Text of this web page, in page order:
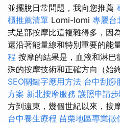
並擺脫日常問題，我向您推薦
櫃推薦清單 Lomi-lomi 專屬台
式足部按摩比這複雜得多，因
還沿著能量線和特別重要的能
程 按摩的結果是，血液和淋
殊的按摩技術和正確方向（始
SEO關鍵字應用方法 台中刮痧
方案 新北按摩服務 護照申請
方到遠東，幾個世紀以來，按
台中養生療程 苗栗地區專業徵